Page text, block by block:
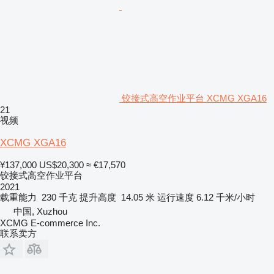
铰接式高空作业平台 XCMG XGA16
21
视频
XCMG XGA16
¥137,000 US$20,300 ≈ €17,570
铰接式高空作业平台
2021
载重能力
230 千克 提升高度 14.05 米 运行速度 6.12 千米/小时
中国, Xuzhou
XCMG E-commerce Inc.
联系卖方